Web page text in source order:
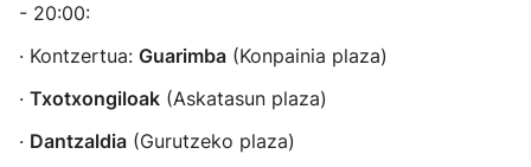
- 20:00:
· Kontzertua: Guarimba (Konpainia plaza)
· Txotxongiloak (Askatasun plaza)
· Dantzaldia (Gurutzeko plaza)